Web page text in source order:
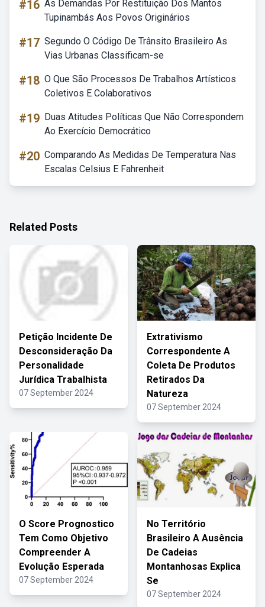
#16 As Demandas Por Restituição Dos Mantos
Tupinambás Aos Povos Originários
#17 Segundo O Código De Trânsito Brasileiro As
Vias Urbanas Classificam-se
#18 O Que São Processos De Trabalhos Artísticos
Coletivos E Colaborativos
#19 Duas Atitudes Políticas Que Não Correspondem
Ao Exercício Democrático
#20 Comparando As Medidas De Temperatura Nas
Escalas Celsius E Fahrenheit
Related Posts
Petição Incidente De
Desconsideração Da
Personalidade
Jurídica Trabalhista
07 September 2024
Extrativismo
Correspondente A
Coleta De Produtos
Retirados Da
Natureza
07 September 2024
O Score Prognostico
Tem Como Objetivo
Compreender A
Evolução Esperada
07 September 2024
No Território
Brasileiro A Ausência
De Cadeias
Montanhosas Explica
Se
07 September 2024